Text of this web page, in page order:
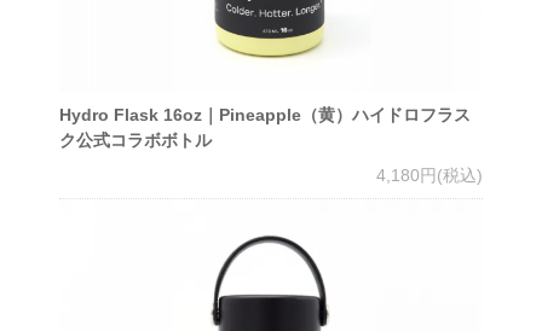
Hydro Flask 16oz｜Pineapple（黄）ハイドロフラス
ク公式コラボボトル
4,180円(税込)